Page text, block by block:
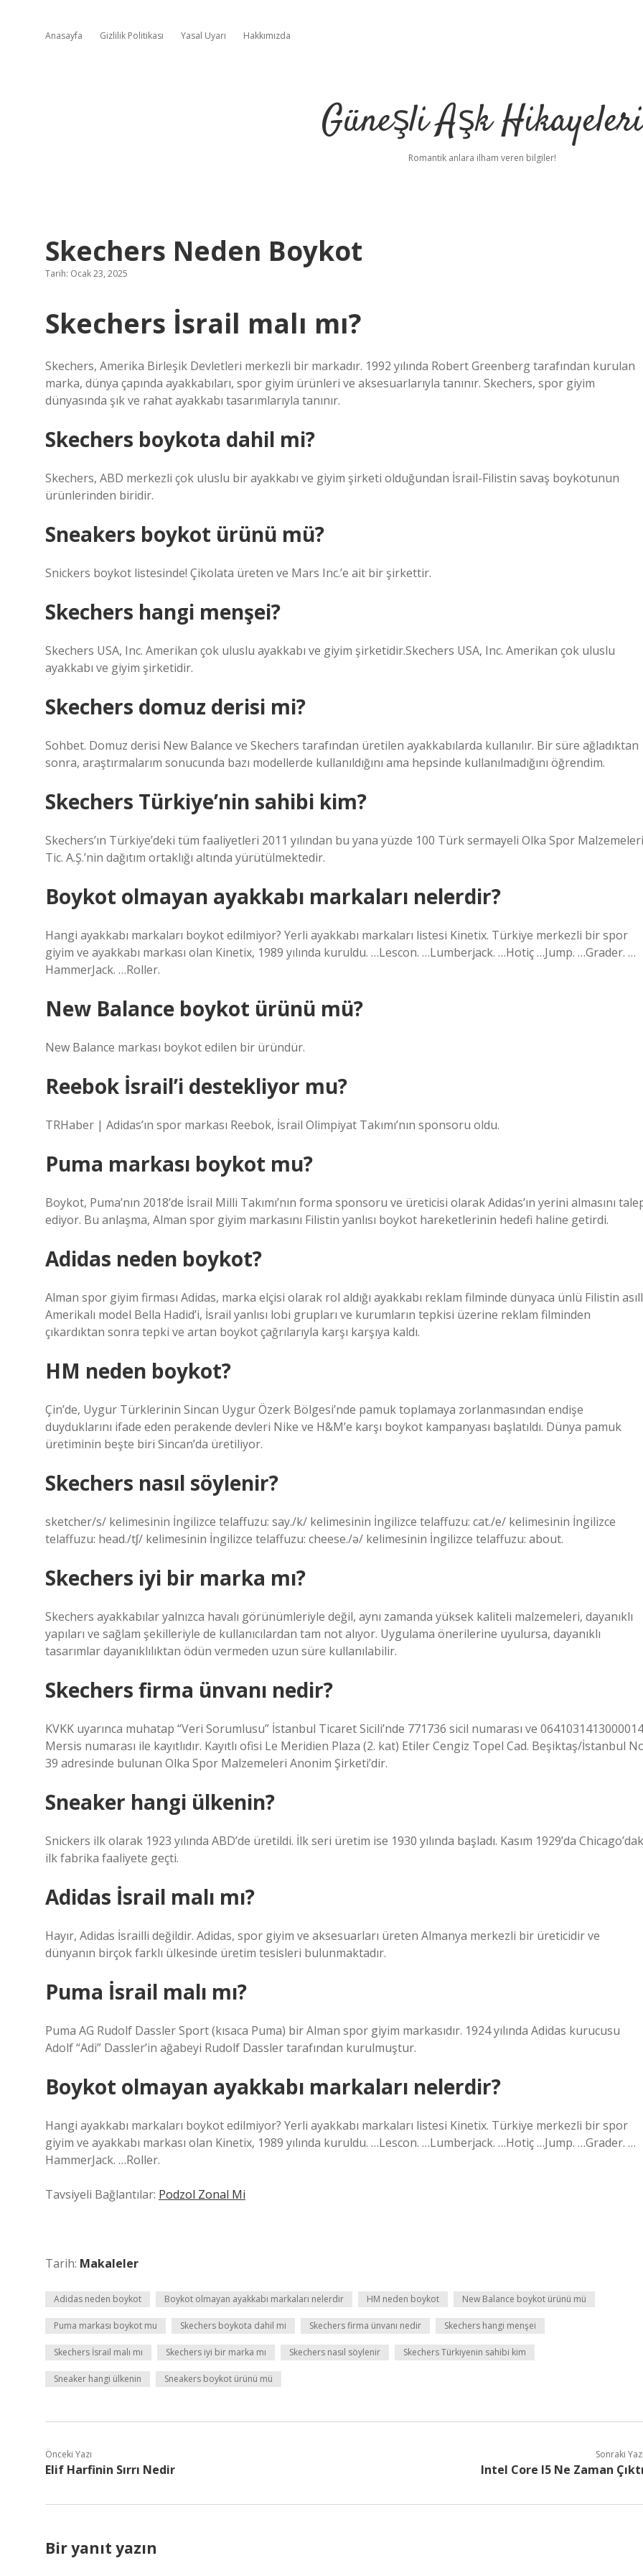
Anasayfa Gizlilik Politikası Yasal Uyarı Hakkımızda
Güneşli Aşk Hikayeleri
Romantik anlara ilham veren bilgiler!
Skechers Neden Boykot
Tarih: Ocak 23, 2025
Skechers İsrail malı mı?
Skechers, Amerika Birleşik Devletleri merkezli bir markadır. 1992 yılında Robert Greenberg tarafından kurulan
marka, dünya çapında ayakkabıları, spor giyim ürünleri ve aksesuarlarıyla tanınır. Skechers, spor giyim
dünyasında şık ve rahat ayakkabı tasarımlarıyla tanınır.
Skechers boykota dahil mi?
Skechers, ABD merkezli çok uluslu bir ayakkabı ve giyim şirketi olduğundan İsrail-Filistin savaş boykotunun
ürünlerinden biridir.
Sneakers boykot ürünü mü?
Snickers boykot listesinde! Çikolata üreten ve Mars Inc.’e ait bir şirkettir.
Skechers hangi menşei?
Skechers USA, Inc. Amerikan çok uluslu ayakkabı ve giyim şirketidir.Skechers USA, Inc. Amerikan çok uluslu
ayakkabı ve giyim şirketidir.
Skechers domuz derisi mi?
Sohbet. Domuz derisi New Balance ve Skechers tarafından üretilen ayakkabılarda kullanılır. Bir süre ağladıktan
sonra, araştırmalarım sonucunda bazı modellerde kullanıldığını ama hepsinde kullanılmadığını öğrendim.
Skechers Türkiye’nin sahibi kim?
Skechers’ın Türkiye’deki tüm faaliyetleri 2011 yılından bu yana yüzde 100 Türk sermayeli Olka Spor Malzemeleri
Tic. A.Ş.’nin dağıtım ortaklığı altında yürütülmektedir.
Boykot olmayan ayakkabı markaları nelerdir?
Hangi ayakkabı markaları boykot edilmiyor? Yerli ayakkabı markaları listesi Kinetix. Türkiye merkezli bir spor
giyim ve ayakkabı markası olan Kinetix, 1989 yılında kuruldu. …Lescon. …Lumberjack. …Hotiç …Jump. …Grader. …
HammerJack. …Roller.
New Balance boykot ürünü mü?
New Balance markası boykot edilen bir üründür.
Reebok İsrail’i destekliyor mu?
TRHaber | Adidas’ın spor markası Reebok, İsrail Olimpiyat Takımı’nın sponsoru oldu.
Puma markası boykot mu?
Boykot, Puma’nın 2018’de İsrail Milli Takımı’nın forma sponsoru ve üreticisi olarak Adidas’ın yerini almasını
ediyor. Bu anlaşma, Alman spor giyim markasını Filistin yanlısı boykot hareketlerinin hedefi haline getirdi.
Adidas neden boykot?
Alman spor giyim firması Adidas, marka elçisi olarak rol aldığı ayakkabı reklam filminde dünyaca ünlü Filistin
Amerikalı model Bella Hadid’i, İsrail yanlısı lobi grupları ve kurumların tepkisi üzerine reklam filminden
çıkardıktan sonra tepki ve artan boykot çağrılarıyla karşı karşıya kaldı.
HM neden boykot?
Çin’de, Uygur Türklerinin Sincan Uygur Özerk Bölgesi’nde pamuk toplamaya zorlanmasından endişe
duyduklarını ifade eden perakende devleri Nike ve H&M’e karşı boykot kampanyası başlatıldı. Dünya pamuk
üretiminin beşte biri Sincan’da üretiliyor.
Skechers nasıl söylenir?
sketcher/s/ kelimesinin İngilizce telaffuzu: say./k/ kelimesinin İngilizce telaffuzu: cat./e/ kelimesinin İngilizce
telaffuzu: head./tʃ/ kelimesinin İngilizce telaffuzu: cheese./ə/ kelimesinin İngilizce telaffuzu: about.
Skechers iyi bir marka mı?
Skechers ayakkabılar yalnızca havalı görünümleriyle değil, aynı zamanda yüksek kaliteli malzemeleri, dayanıklı
yapıları ve sağlam şekilleriyle de kullanıcılardan tam not alıyor. Uygulama önerilerine uyulursa, dayanıklı
tasarımlar dayanıklılıktan ödün vermeden uzun süre kullanılabilir.
Skechers firma ünvanı nedir?
KVKK uyarınca muhatap “Veri Sorumlusu” İstanbul Ticaret Sicili’nde 771736 sicil numarası ve 0641031413000014
Mersis numarası ile kayıtlıdır. Kayıtlı ofisi Le Meridien Plaza (2. kat) Etiler Cengiz Topel Cad. Beşiktaş/İstanbul
39 adresinde bulunan Olka Spor Malzemeleri Anonim Şirketi’dir.
Sneaker hangi ülkenin?
Snickers ilk olarak 1923 yılında ABD’de üretildi. İlk seri üretim ise 1930 yılında başladı. Kasım 1929’da
ilk fabrika faaliyete geçti.
Adidas İsrail malı mı?
Hayır, Adidas İsrailli değildir. Adidas, spor giyim ve aksesuarları üreten Almanya merkezli bir üreticidir ve
dünyanın birçok farklı ülkesinde üretim tesisleri bulunmaktadır.
Puma İsrail malı mı?
Puma AG Rudolf Dassler Sport (kısaca Puma) bir Alman spor giyim markasıdır. 1924 yılında Adidas kurucusu
Adolf “Adi” Dassler’in ağabeyi Rudolf Dassler tarafından kurulmuştur.
Boykot olmayan ayakkabı markaları nelerdir?
Hangi ayakkabı markaları boykot edilmiyor? Yerli ayakkabı markaları listesi Kinetix. Türkiye merkezli bir spor
giyim ve ayakkabı markası olan Kinetix, 1989 yılında kuruldu. …Lescon. …Lumberjack. …Hotiç …Jump. …Grader. …
HammerJack. …Roller.
Tavsiyeli Bağlantılar: Podzol Zonal Mi
Tarih: Makaleler
Adidas neden boykot Boykot olmayan ayakkabı markaları nelerdir HM neden boykot New Balance boykot ürünü mü
Puma markası boykot mu Skechers boykota dahil mi Skechers firma ünvanı nedir Skechers hangi menşei
Skechers İsrail malı mı Skechers iyi bir marka mı Skechers nasıl söylenir Skechers Türkiyenin sahibi kim
Sneaker hangi ülkenin Sneakers boykot ürünü mü
Önceki Yazı
Elif Harfinin Sırrı Nedir
Sonraki
Intel Core I5 Ne Zaman
Bir yanıt yazın